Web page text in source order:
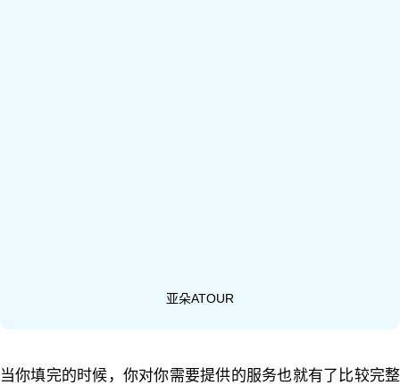
亚朵ATOUR
当你填完的时候，你对你需要提供的服务也就有了比较完整